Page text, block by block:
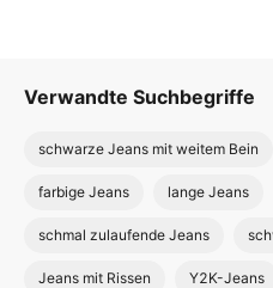
Verwandte Suchbegriffe
schwarze Jeans mit weitem Bein
farbige Jeans lange Jeans
schmal zulaufende Jeans
Jeans mit Rissen Y2K-Jeans